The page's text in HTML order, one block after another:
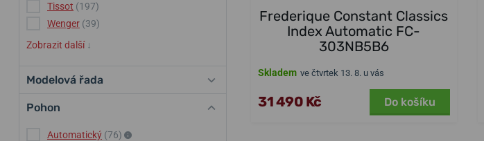
Tissot (197)
Wenger (39)
Zobrazit další ↓
Modelová řada
Pohon
Automatický (76)
Frederique Constant Classics
Index Automatic FC-
303NB5B6
Skladem ve čtvrtek 13. 8. u vás
31 490 Kč Do košíku